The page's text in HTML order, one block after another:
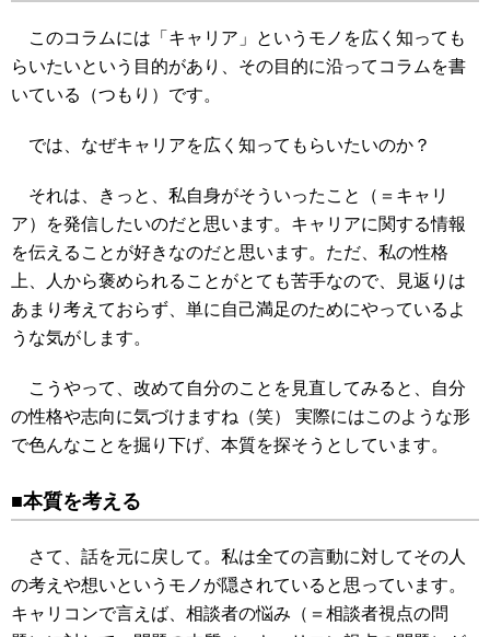
このコラムには「キャリア」というモノを広く知っても
らいたいという目的があり、その目的に沿ってコラムを書
いている（つもり）です。
では、なぜキャリアを広く知ってもらいたいのか？
それは、きっと、私自身がそういったこと（＝キャリ
ア）を発信したいのだと思います。キャリアに関する情報
を伝えることが好きなのだと思います。ただ、私の性格
上、人から褒められることがとても苦手なので、見返りは
あまり考えておらず、単に自己満足のためにやっているよ
うな気がします。
こうやって、改めて自分のことを見直してみると、自分
の性格や志向に気づけますね（笑） 実際にはこのような形
で色んなことを掘り下げ、本質を探そうとしています。
■本質を考える
さて、話を元に戻して。私は全ての言動に対してその人
の考えや想いというモノが隠されていると思っています。
キャリコンで言えば、相談者の悩み（＝相談者視点の問